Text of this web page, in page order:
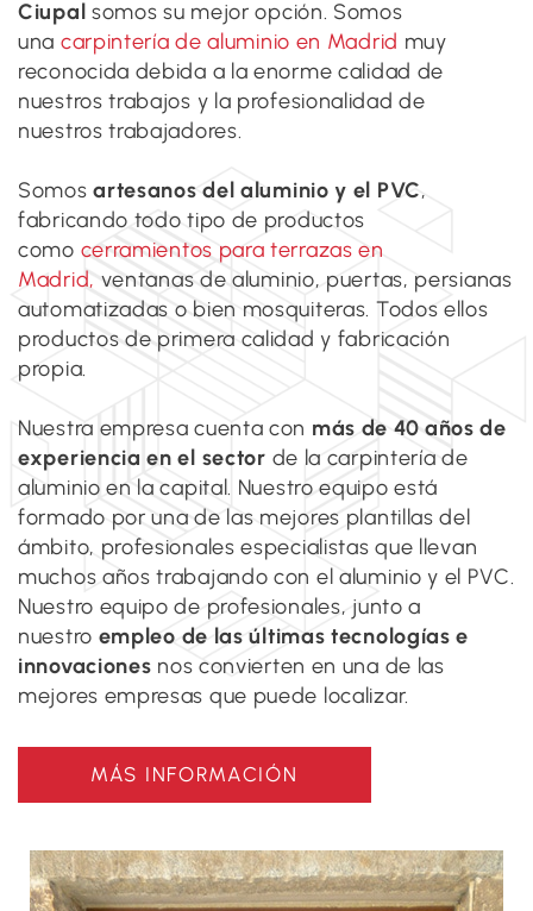
Ciupal somos su mejor opción. Somos
una carpintería de aluminio en Madrid muy
reconocida debida a la enorme calidad de
nuestros trabajos y la profesionalidad de
nuestros trabajadores.
Somosartesanos del aluminio y el PVC,
fabricando todo tipo de productos
como cerramientos para terrazas en
Madrid, ventanas de aluminio, puertas, persianas
automatizadas o bien mosquiteras. Todos ellos
productos de primera calidad y fabricación
propia.
Nuestra empresa cuenta con más de 40 años de
experiencia en el sector de la carpintería de
aluminio en la capital. Nuestro equipo está
formado por una de las mejores plantillas del
ámbito, profesionales especialistas que llevan
muchos años trabajando con el aluminio y el PVC.
Nuestro equipo de profesionales, junto a
nuestro empleo de las últimas tecnologías e
innovaciones nos convierten en una de las
mejores empresas que puede localizar.
MÁS INFORMACIÓN